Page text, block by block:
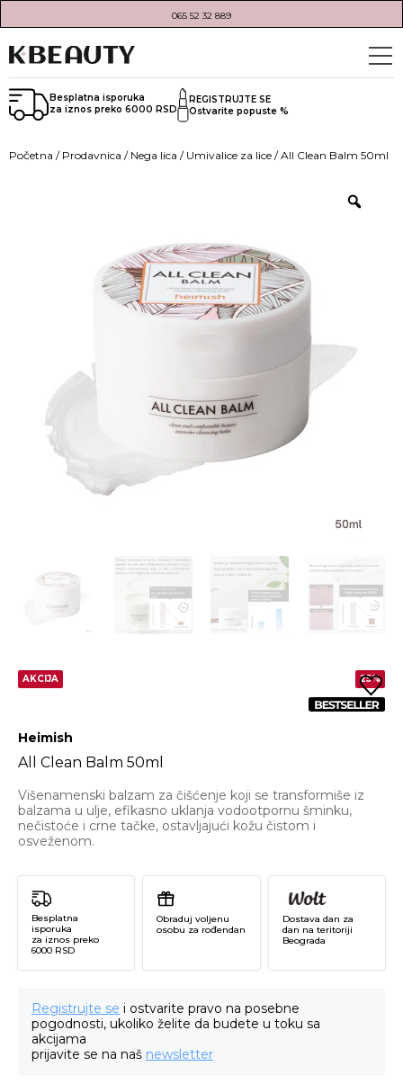
065 52 32 889
Besplatna isporuka
za iznos preko 6000 RSD
REGISTRUJTE SE
Ostvarite popuste %
Početna / Prodavnica / Nega lica / Umivalice za lice / All Clean Balm 50ml
AKCIJA 25%
Heimish
All Clean Balm 50ml
Višenamenski balzam za čišćenje koji se transformiše iz
balzama u ulje, efikasno uklanja vodootpornu šminku,
nečistoće i crne tačke, ostavljajući kožu čistom i
osveženom.
Besplatna
isporuka
za iznos preko
6000 RSD
Obraduj voljenu
osobu za rođendan
Dostava dan za
dan na teritoriji
Beograda
Registrujte se i ostvarite pravo na posebne
pogodnosti, ukoliko želite da budete u toku sa
akcijama
prijavite se na naš newsletter